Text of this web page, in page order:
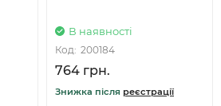
В наявності
Код: 200184
764 грн.
Знижка після реєстрації